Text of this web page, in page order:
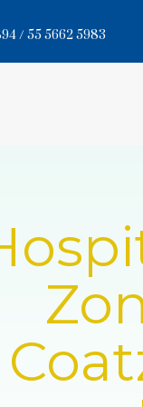
/ 55 5662 5983